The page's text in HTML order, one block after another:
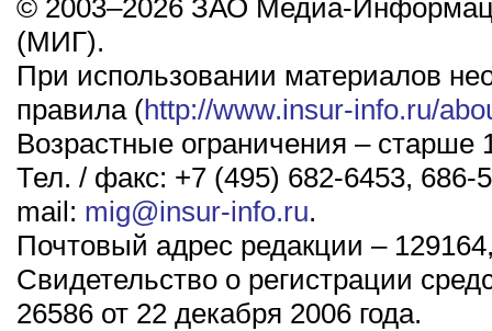
© 2003–2026 ЗАО Медиа-
(МИГ).
При использовании материалов
правила (http://www.insur-info.ru/
Возрастные ограничения – старше
Тел. / факс: +7 (495) 682-6453, 686-
mail: mig@insur-info.ru.
Почтовый адрес редакции –
Свидетельство о регистрации
26586 от 22 декабря 2006 года.